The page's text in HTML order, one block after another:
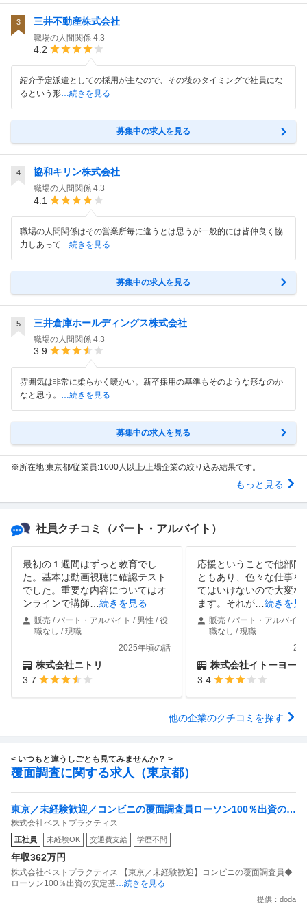
3 三井不動産株式会社
職場の人間関係 4.3
4.2
紹介予定派遣としての採用が主なので、その後のタイミングで社員にな
るという形…続きを見る
募集中の求人を見る
4 協和キリン株式会社
職場の人間関係 4.3
4.1
職場の人間関係はその営業所毎に違うとは思うが一般的には皆仲良く協
力しあって …続きを見る
募集中の求人を見る
5 三井倉庫ホールディングス株式会社
職場の人間関係 4.3
3.9
雰囲気は非常に柔らかく暖かい。新卒採用の基準もそのような形なのか
なと思う。
…続きを見る
募集中の求人を見る
※所在地:東京都/従業員:1000人以上/上場企業の絞り込み結果です。
もっと見る
社員クチコミ （パート・アルバイト）
最初の１週間はずっと教育でし
た。基本は動画視聴に確認テスト
でした。重要な内容についてはオ
ンラインで講師
続きを見る
販売 / パート・アルバイト / 男性 / 役
職なし / 現職
2025年頃の話
株式会社ニトリ
3.7
応援ということで他部門
ともあり、色々な仕事を
てはいけないので大変な
ます。それが
続きを見
販売 / パート・アルバイ
職なし / 現職
株式会社イトーヨー
3.4
他の企業のクチコミを探す
< いつもと違うしごとも見てみませんか？ >
覆面調査に関する求人（東京都）
東京／未経験歓迎／コンビニの覆面調査員ローソン100％出資の安
定基盤／月５日在宅／残業月10時間
株式会社ベストプラクティス
正社員 未経験OK 交通費支給 学歴不問
年収362万円
株式会社ベストプラクティス 【東京／未経験歓迎】コンビニの覆面調査員◆
ローソン100％出資の安定基 …続きを見る
提供：doda